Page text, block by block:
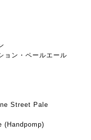
ョン・ペールエール
Street Pale
(Handpomp)